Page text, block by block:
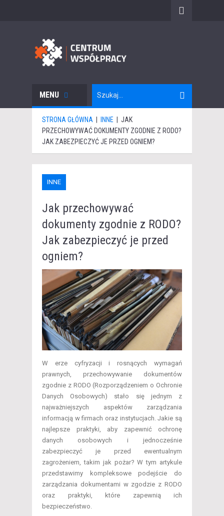
MENU
STRONA GŁÓWNA INNE
JAK
PRZECHOWYWAĆ DOKUMENTY ZGODNIE Z RODO?
JAK ZABEZPIECZYĆ JE PRZED OGNIEM?
INNE
Jak przechowywać
dokumenty zgodnie z RODO?
Jak zabezpieczyć je przed
ogniem?
W erze cyfryzacji i rosnących wymagań
prawnych, przechowywanie dokumentów
zgodnie z RODO (Rozporządzeniem o Ochronie
Danych Osobowych) stało się jednym z
najważniejszych aspektów zarządzania
informacją w firmach oraz instytucjach. Jakie są
najlepsze praktyki, aby zapewnić ochronę
danych osobowych i jednocześnie
zabezpieczyć je przed ewentualnym
zagrożeniem, takim jak pożar? W tym artykule
przedstawimy kompleksowe podejście do
zarządzania dokumentami w zgodzie z RODO
oraz praktyki, które zapewnią ich
bezpieczeństwo.